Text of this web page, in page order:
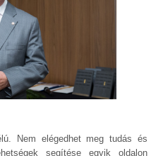
Nem elégedhet meg tudás és
segítése egyik oldalon